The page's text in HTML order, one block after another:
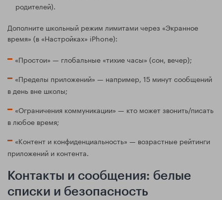
родителей).
Дополните школьный режим лимитами через «Экранное
время» (в «Настройках» iPhone):
«Простои» — глобальные «тихие часы» (сон, вечер);
«Пределы приложений» — например, 15 минут сообщений
в день вне школы;
«Ограничения коммуникации» — кто может звонить/писать
в любое время;
«Контент и конфиденциальность» — возрастные рейтинги
приложений и контента.
Контакты и сообщения: белые
списки и безопасность